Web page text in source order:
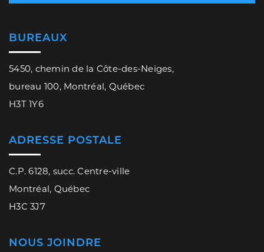
BUREAUX
5450, chemin de la Côte-des-Neiges,
bureau 100, Montréal, Québec
H3T 1Y6
ADRESSE POSTALE
C.P. 6128, succ. Centre-ville
Montréal, Québec
H3C 3J7
NOUS JOINDRE